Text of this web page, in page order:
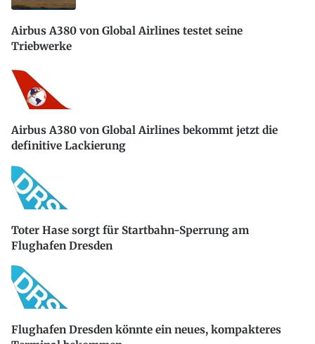
Airbus A380 von Global Airlines testet seine
Triebwerke
Airbus A380 von Global Airlines bekommt jetzt die
definitive Lackierung
Toter Hase sorgt für Startbahn-Sperrung am
Flughafen Dresden
Flughafen Dresden könnte ein neues, kompakteres